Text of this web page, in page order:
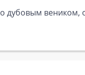
дубовым веником,